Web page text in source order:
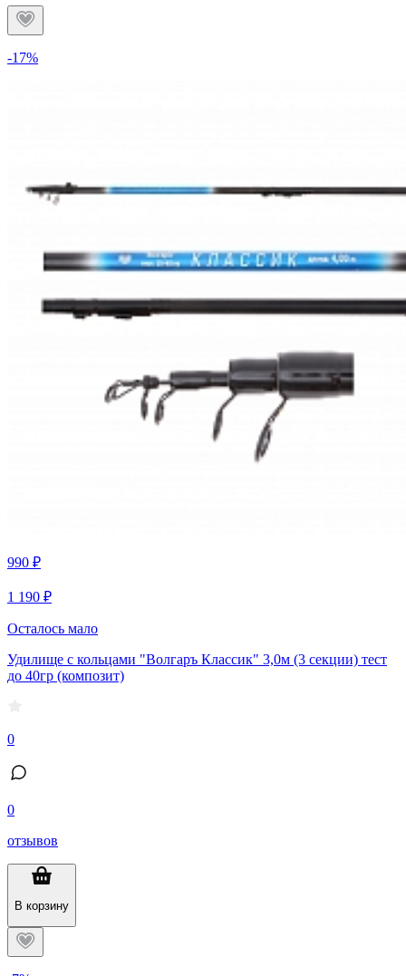
-17%
990 ₽
1 190 ₽
Осталось мало
Удилище с кольцами "Волгаръ Классик" 3,0м (3 секции) тест
до 40гр (композит)
0
0
отзывов
В корзину